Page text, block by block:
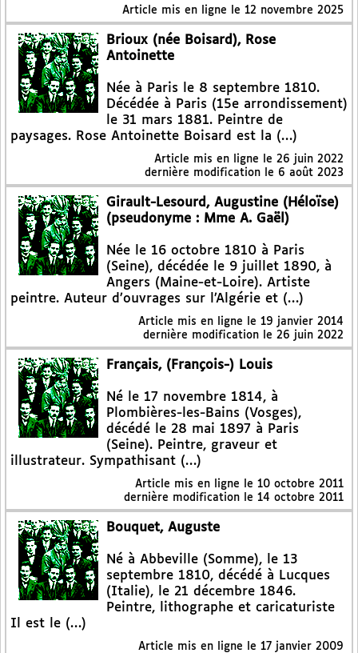
Article mis en ligne le 12 novembre 2025
Brioux (née Boisard), Rose
Antoinette
Née à Paris le 8 septembre 1810.
Décédée à Paris (15e arrondissement)
le 31 mars 1881. Peintre de
paysages. Rose Antoinette Boisard est la (…)
Article mis en ligne le 26 juin 2022
dernière modification le 6 août 2023
Girault-Lesourd, Augustine (Héloïse)
(pseudonyme : Mme A. Gaël)
Née le 16 octobre 1810 à Paris
(Seine), décédée le 9 juillet 1890, à
Angers (Maine-et-Loire). Artiste
peintre. Auteur d’ouvrages sur l’Algérie et (…)
Article mis en ligne le 19 janvier 2014
dernière modification le 26 juin 2022
Français, (François-) Louis
Né le 17 novembre 1814, à
Plombières-les-Bains (Vosges),
décédé le 28 mai 1897 à Paris
(Seine). Peintre, graveur et
illustrateur. Sympathisant (…)
Article mis en ligne le 10 octobre 2011
dernière modification le 14 octobre 2011
Bouquet, Auguste
Né à Abbeville (Somme), le 13
septembre 1810, décédé à Lucques
(Italie), le 21 décembre 1846.
Peintre, lithographe et caricaturiste
Il est le (…)
Article mis en ligne le 17 janvier 2009